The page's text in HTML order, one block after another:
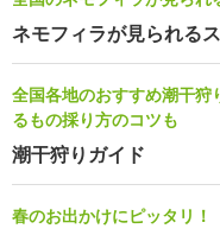
ネモフィラが見られる
全国各地のおすすめ潮干狩
るもの採り方のコツも
潮干狩りガイド
春のお出かけにピッタリ！